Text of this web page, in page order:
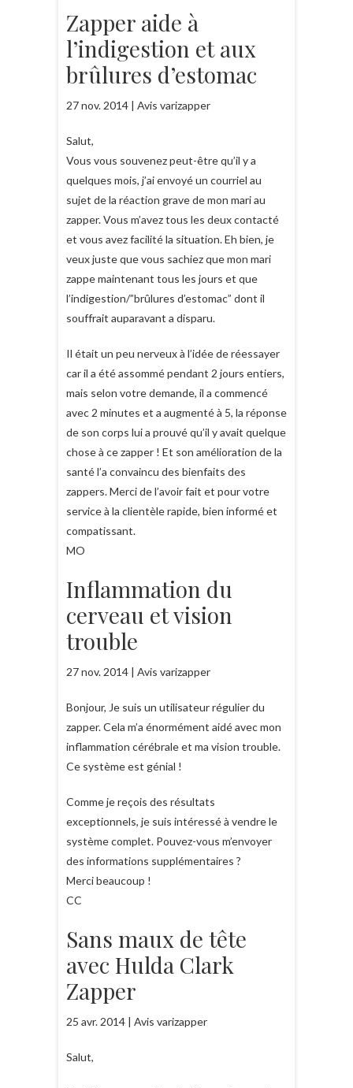
Zapper aide à
l’indigestion et aux
brûlures d’estomac
27 nov. 2014 | Avis varizapper
Salut,
Vous vous souvenez peut-être qu’il y a
quelques mois, j’ai envoyé un courriel au
sujet de la réaction grave de mon mari au
zapper. Vous m’avez tous les deux contacté
et vous avez facilité la situation. Eh bien, je
veux juste que vous sachiez que mon mari
zappe maintenant tous les jours et que
l’indigestion/”brûlures d’estomac” dont il
souffrait auparavant a disparu.
Il était un peu nerveux à l’idée de réessayer
car il a été assommé pendant 2 jours entiers,
mais selon votre demande, il a commencé
avec 2 minutes et a augmenté à 5, la réponse
de son corps lui a prouvé qu’il y avait quelque
chose à ce zapper ! Et son amélioration de la
santé l’a convaincu des bienfaits des
zappers. Merci de l’avoir fait et pour votre
service à la clientèle rapide, bien informé et
compatissant.
MO
Inflammation du
cerveau et vision
trouble
27 nov. 2014 | Avis varizapper
Bonjour, Je suis un utilisateur régulier du
zapper. Cela m’a énormément aidé avec mon
inflammation cérébrale et ma vision trouble.
Ce système est génial !
Comme je reçois des résultats
exceptionnels, je suis intéressé à vendre le
système complet. Pouvez-vous m’envoyer
des informations supplémentaires ?
Merci beaucoup !
CC
Sans maux de tête
avec Hulda Clark
Zapper
25 avr. 2014 | Avis varizapper
Salut,